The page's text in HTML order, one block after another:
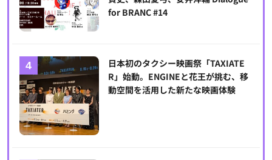
for BRANC #14
日本初のタクシー映画祭「TAXIATE
R」始動。ENGINEと花王が挑む、移
動空間を活用した新たな映画体験